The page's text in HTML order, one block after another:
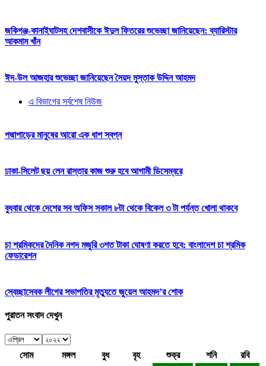
জকিগঞ্জ-কানাইঘাটসহ দেশবাসীকে ঈদুল ফিতরের শুভেচ্ছা জানিয়েছেন: ব্যারিস্টার
আকমাম খাঁন
ঈদ-উল আজহার শুভেচ্ছা জানিয়েছেন সৈয়দ মুস্তাক উদ্দিন আহমদ
এ বিভাগের সর্বশেষ নিউজ
পদ্মাপাড়ের মানুষের আরো এক ধাপ স্বপ্ন
ঢাকা-সিলেট ছয় লেন রাস্তার কাজ শুরু হবে আগামী ডিসেম্বরে
বুধবার থেকে দেশের সব অফিস সকাল ৮টা থেকে বিকেল ৩ টা পর্যন্ত খোলা থাকবে
চা শ্রমিকদের দৈনিক নগদ মজুরি ৩শত টাকা ঘোষণা করতে হবে: বাংলাদেশ চা শ্রমিক
ফেডারেশন
স্বেচ্ছাসেবক লীগের সভাপতির মৃত্যুতে জুয়েল আহমদ’র শোক
পুরাতন সংবাদ দেখুন
সোম মঙ্গল বুধ বৃহ শুক্র শনি রবি